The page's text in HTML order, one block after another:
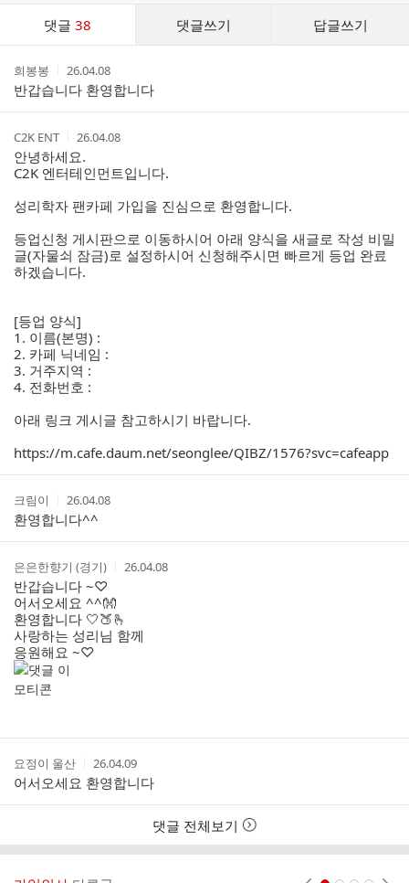
댓글38 댓글쓰기 답글쓰기
스
작
성
자
희봉봉
작
성
시
간
26.04.08
반갑습니다 환영합니다
작
성
자
C2K ENT
작
성
시
간
26.04.08
안녕하세요.
C2K 엔터테인먼트입니다.
성리학자 팬카페 가입을 진심으로 환영합니다.
등업신청 게시판으로 이동하시어 아래 양식을 새글로 작성 비밀
글(자물쇠 잠금)로 설정하시어 신청해주시면 빠르게 등업 완료
하겠습니다.
[등업 양식]
1. 이름(본명) :
2. 카페 닉네임 :
3. 거주지역 :
4. 전화번호 :
아래 링크 게시글 참고하시기 바랍니다.
https://m.cafe.daum.net/seonglee/QIBZ/1576?svc=cafeapp
작
성
자
크림이
작
성
시
간
26.04.08
환영합니다^^
작
성
자
은은한향기 (경기)
작
26.04.08
반갑습니다 ~♡
어서오세요 ^^👐
환영합니다 🤍🍑🫰
사랑하는 성리님 함께
응원해요 ~♡
작
성
자
요정이 울산
작
성
시
간
26.04.09
어서오세요 환영합니다
댓글 전체보기